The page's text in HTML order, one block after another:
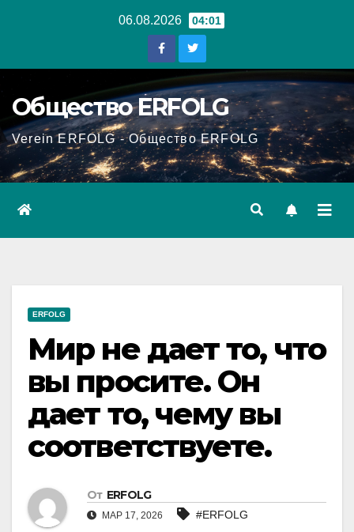
06.08.2026 04:01
Общество ERFOLG
Verein ERFOLG - Общество ERFOLG
ERFOLG
Мир не дает то, что
вы просите. Он
дает то, чему вы
соответствуете.
От ERFOLG
МАР 17, 2026 #ERFOLG